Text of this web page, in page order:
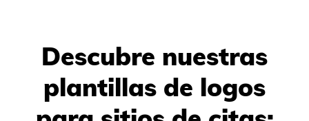
Descubre nuestras
plantillas de logos